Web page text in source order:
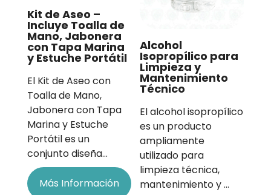
Kit de Aseo –
Incluye Toalla de
Mano, Jabonera
con Tapa Marina
y Estuche Portátil
El Kit de Aseo con
Toalla de Mano,
Jabonera con Tapa
Marina y Estuche
Portátil es un
conjunto diseña…
Más Información
Alcohol
Isopropílico para
Limpieza y
Mantenimiento
Técnico
El alcohol isopropílico
es un producto
ampliamente
utilizado para
limpieza técnica,
mantenimiento y …